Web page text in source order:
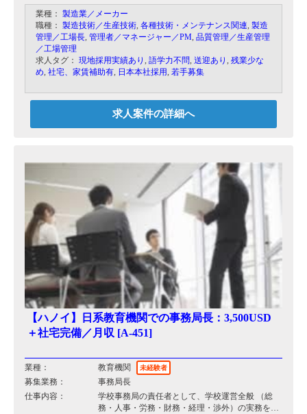
日本本社での採用後、ベトナム工場に赴任をして
頂きます。
工程管理、品質管理、金型業者との打ち合わせ
業種： 製造業／メーカー
職種： 製造技術／生産技術, 各種技術・メンテナンス関連, 製造
管理／工場長, 管理者／マネージャー／PM, 品質管理／生産管理
／工場管理
求人タグ： 現地採用実績あり , 語学力不問, 送迎あり , 残業少な
め, 社宅、家賃補助有, 日本本社採用, 若手募集
求人案件の詳細へ
【ハノイ】日系教育機関での事務局長：3,500USD
＋社宅完備／月収 [A-451]
業種： 教育機関 未経験者
募集業務：
事務局長
仕事内容：
学校事務局の責任者として、学校運営全般 （総
務・人事・労務・財務・経理・渉外）の実務を管